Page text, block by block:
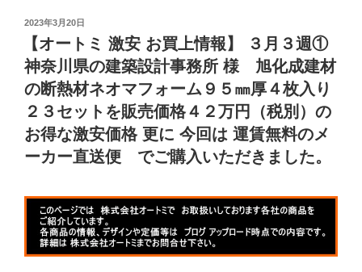
投
日:
2023年3月20日
【オートミ 激安 お買上情報】 ３月３週①
神奈川県の建築設計事務所 様 旭化成建材
の断熱材ネオマフォーム９５㎜厚４枚入り
２３セットを販売価格４２万円（税別）の
お得な激安価格 更に 今回は 運賃無料のメ
ーカー直送便 でご購入いただきました。